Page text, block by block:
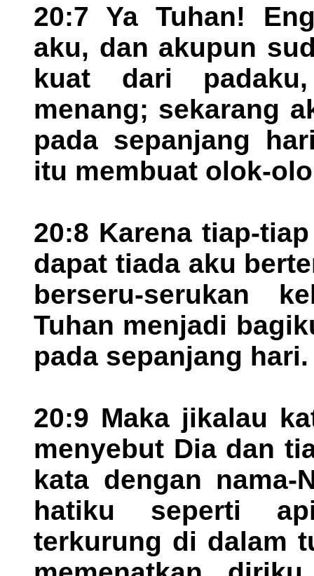
20:7 Ya Tuhan!
aku, dan akupun
kuat dari
menang; sekarang
pada sepanjang
itu membuat olok-
20:8 Karena tiap-
dapat tiada aku
berseru-serukan
Tuhan menjadi
pada sepanjang hari.
20:9 Maka jikalau
menyebut Dia dan
kata dengan
hatiku seperti
terkurung di dalam